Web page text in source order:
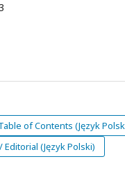
of Contents (Język
Editorial (Język Polski)